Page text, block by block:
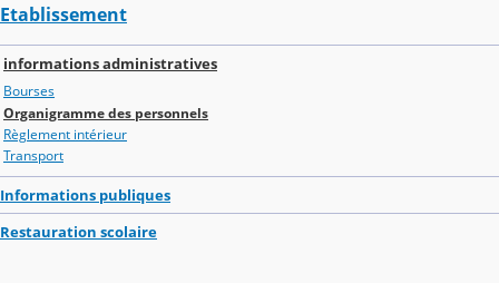
Etablissement
informations administratives
Bourses
Organigramme des personnels
Règlement intérieur
Transport
Informations publiques
Restauration scolaire